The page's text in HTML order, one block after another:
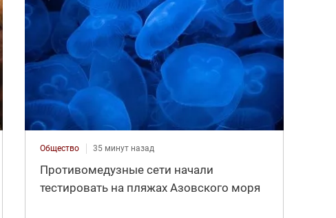
Общество 35 минут назад
Противомедузные сети начали
тестировать на пляжах Азовского моря